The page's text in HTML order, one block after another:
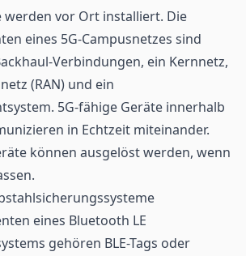
werden vor Ort installiert. Die
eines 5G-Campusnetzes sind
Verbindungen, ein Kernnetz,
(RAN) und ein
5G-fähige Geräte innerhalb
in Echtzeit miteinander.
können ausgelöst werden, wenn
eines Bluetooth LE
gehören BLE-Tags oder